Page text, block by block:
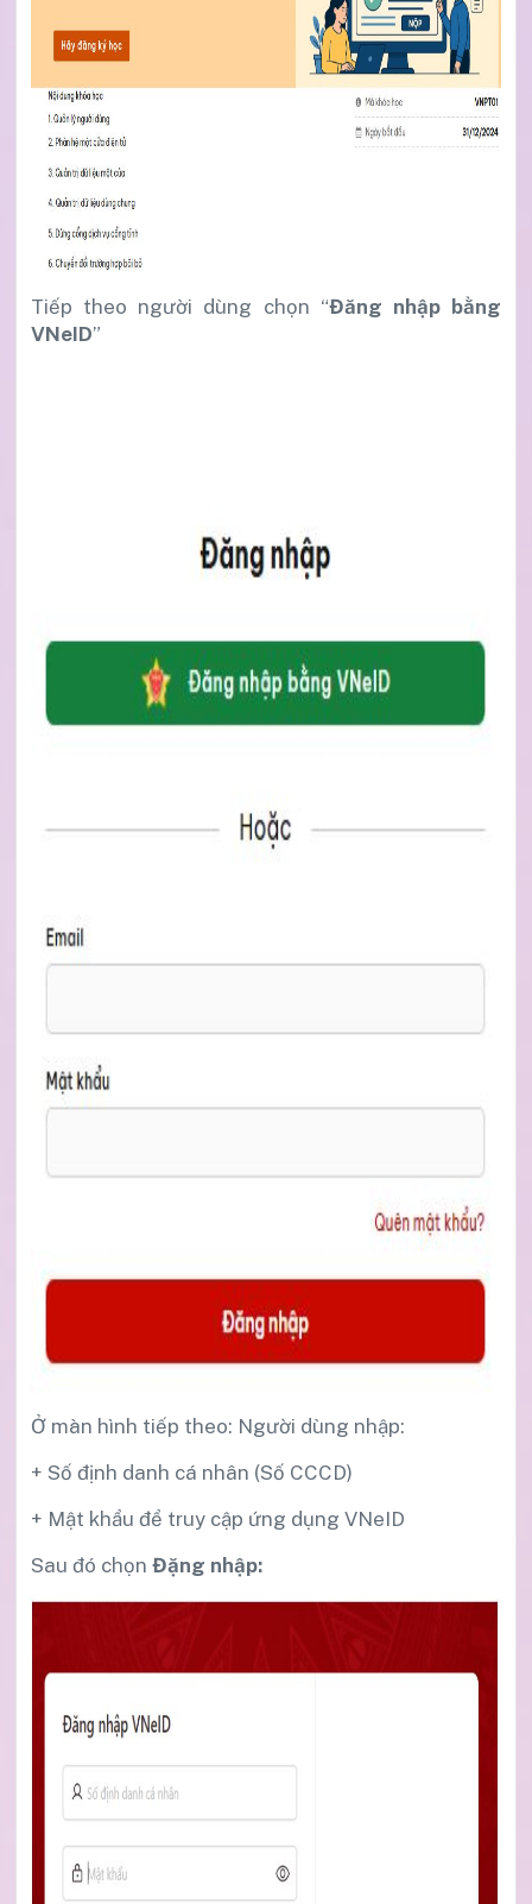
Tiếp theo người dùng chọn “Đăng nhập bằng
VNeID”
Ở màn hình tiếp theo: Người dùng nhập:
+ Số định danh cá nhân (Số CCCD)
+ Mật khẩu để truy cập ứng dụng VNeID
Sau đó chọn Đặng nhập: